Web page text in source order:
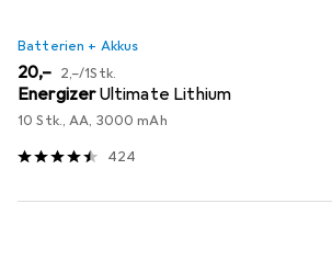
Batterien + Akkus
EUR
20,– EUR
2,–/1Stk.
EnergizerUltimate Lithium
10 Stk., AA, 3000 mAh
424